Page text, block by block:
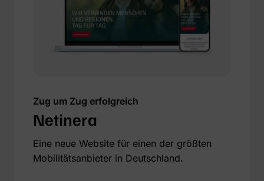
Zug um Zug erfolgreich
Netinera
Eine neue Website für einen der größten
Mobilitätsanbieter in Deutschland.